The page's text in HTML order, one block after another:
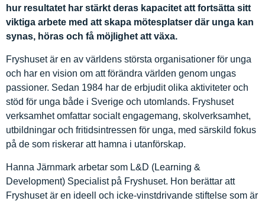
hur resultatet har stärkt deras kapacitet att fortsätta sitt
viktiga arbete med att skapa mötesplatser där unga kan
synas, höras och få möjlighet att växa.
Fryshuset är en av världens största organisationer för unga
och har en vision om att förändra världen genom ungas
passioner. Sedan 1984 har de erbjudit olika aktiviteter och
stöd för unga både i Sverige och utomlands. Fryshuset
verksamhet omfattar socialt engagemang, skolverksamhet,
utbildningar och fritidsintressen för unga, med särskild fokus
på de som riskerar att hamna i utanförskap.
Hanna Järnmark arbetar som L&D (Learning &
Development) Specialist på Fryshuset. Hon berättar att
Fryshuset är en ideell och icke-vinstdrivande stiftelse som är